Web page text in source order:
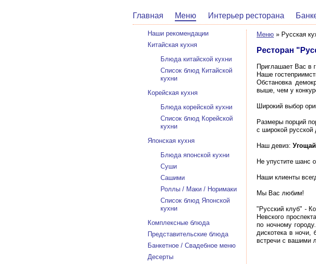
Главная Меню Интерьер ресторана
Меню » Русская
Ресторан
Приглашает Вас в
Наше
Обстановка
выше, чем у
Широкий выбор
Размеры порций
с широкой
Наш девиз:
Не упустите шанс
Наши клиенты
Мы Вас любим!
"Русский клуб" -
Невского
по ночному
дискотека в ночи,
встречи с вашими
Наши рекомендации
Китайская кухня
Блюда китайской кухни
Список блюд Китайской
кухни
Корейская кухня
Блюда корейской кухни
Список блюд Корейской
кухни
Японская кухня
Блюда японской кухни
Суши
Сашими
Роллы / Маки / Норимаки
Список блюд Японской
кухни
Комплексные блюда
Представительские блюда
Банкетное / Свадебное меню
Десерты